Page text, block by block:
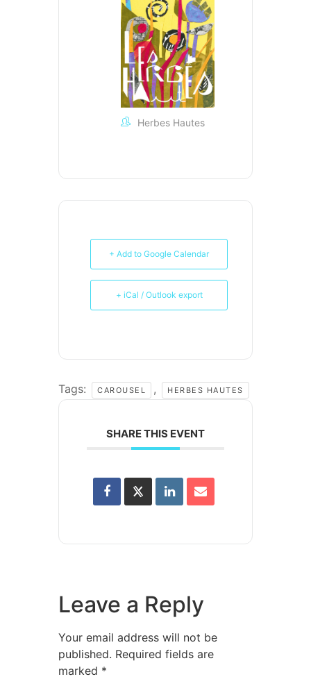
Herbes Hautes
+ Add to Google Calendar
+ iCal / Outlook export
Tags: CAROUSEL , HERBES HAUTES
SHARE THIS EVENT
Leave a Reply
Your email address will not be
published. Required fields are
marked *